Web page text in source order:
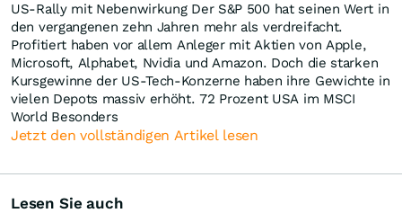
US-Rally mit Nebenwirkung Der S&P 500 hat seinen Wert in
den vergangenen zehn Jahren mehr als verdreifacht.
Profitiert haben vor allem Anleger mit Aktien von Apple,
Microsoft, Alphabet, Nvidia und Amazon. Doch die starken
Kursgewinne der US-Tech-Konzerne haben ihre Gewichte in
vielen Depots massiv erhöht. 72 Prozent USA im MSCI
World Besonders
Jetzt den vollständigen Artikel lesen
Lesen Sie auch